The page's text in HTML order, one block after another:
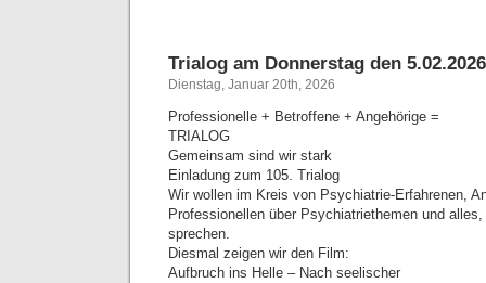
Trialog am Donnerstag den
Dienstag, Januar 20th, 2026
Professionelle + Betroffene + Angehörige =
TRIALOG
Gemeinsam sind wir stark
Einladung zum 105. Trialog
Wir wollen im Kreis von Psychiatrie-Erfahrenen,
Professionellen über Psychiatriethemen und
sprechen.
Diesmal zeigen wir den Film:
Aufbruch ins Helle – Nach seelischer